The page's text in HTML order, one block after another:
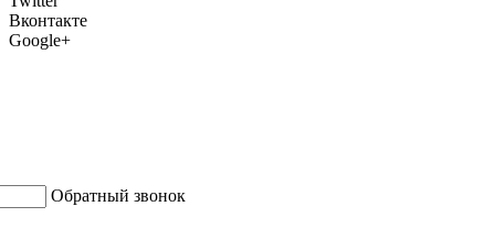
Вконтакте
Google+
Обратный звонок